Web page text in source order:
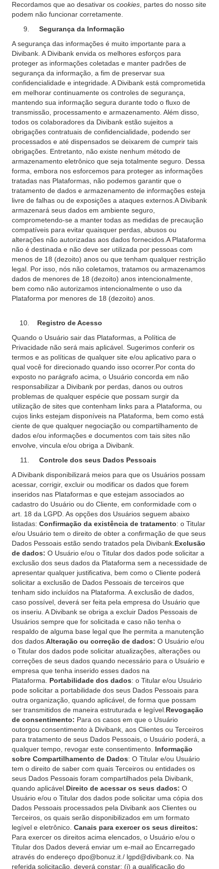
Recordamos que ao desativar os cookies , partes do nosso site
podem não funcionar corretamente.
Segurança da Informação
A segurança das informações é muito importante para a
Divibank. A Divibank envida os melhores esforços para
proteger as informações coletadas e manter padrões de
segurança da informação, a fim de preservar sua
confidencialidade e integridade. A Divibank está comprometida
em melhorar continuamente os controles de segurança,
mantendo sua informação segura durante todo o fluxo de
transmissão, processamento e armazenamento. Além disso,
todos os colaboradores da Divibank estão sujeitos a
obrigações contratuais de confidencialidade, podendo ser
processados e até dispensados se deixarem de cumprir tais
obrigações. Entretanto, não existe nenhum método de
armazenamento eletrônico que seja totalmente seguro. Dessa
forma, embora nos esforcemos para proteger as informações
tratadas nas Plataformas, não podemos garantir que o
tratamento de dados e armazenamento de informações esteja
livre de falhas ou de exposições a ataques externos.A Divibank
armazenará seus dados em ambiente seguro,
comprometendo-se a manter todas as medidas de precaução
compatíveis para evitar quaisquer perdas, abusos ou
alterações não autorizadas aos dados fornecidos.A Plataforma
não é destinada e não deve ser utilizada por pessoas com
menos de 18 (dezoito) anos ou que tenham qualquer restrição
legal. Por isso, nós não coletamos, tratamos ou armazenamos
dados de menores de 18 (dezoito) anos intencionalmente,
bem como não autorizamos intencionalmente o uso da
Plataforma por menores de 18 (dezoito) anos.
Registro de Acesso
Quando o Usuário sair das Plataformas, a Política de
Privacidade não será mais aplicável. Sugerimos conferir os
termos e as políticas de qualquer site e/ou aplicativo para o
qual você for direcionado quando isso ocorrer.Por conta do
exposto no parágrafo acima, o Usuário concorda em não
responsabilizar a Divibank por perdas, danos ou outros
problemas de qualquer espécie que possam surgir da
utilização de sites que contenham links para a Plataforma, ou
cujos links estejam disponíveis na Plataforma, bem como está
ciente de que qualquer negociação ou compartilhamento de
dados e/ou informações e documentos com tais sites não
envolve, vincula e/ou obriga a Divibank.
Controle dos seus Dados Pessoais
A Divibank disponibilizará meios para que os Usuários possam
acessar, corrigir, excluir ou modificar os dados que forem
inseridos nas Plataformas e que estejam associados ao
cadastro do Usuário ou do Cliente, em conformidade com o
art. 18 da LGPD. As opções dos Usuários seguem abaixo
listadas: Confirmação da existência de tratamento: o Titular
e/ou Usuário tem o direito de obter a confirmação de que seus
Dados Pessoais estão sendo tratados pela Divibank. Exclusão
de dados: O Usuário e/ou o Titular dos dados pode solicitar a
exclusão dos seus dados da Plataforma sem a necessidade de
apresentar qualquer justificativa, bem como o Cliente poderá
solicitar a exclusão de Dados Pessoais de terceiros que
tenham sido incluídos na Plataforma. A exclusão de dados,
caso possível, deverá ser feita pela empresa do Usuário que
os inseriu. A Divibank se obriga a excluir Dados Pessoais de
Usuários sempre que for solicitada e caso não tenha o
respaldo de alguma base legal que lhe permita a manutenção
dos dados. Alteração ou correção de dados: O Usuário e/ou
o Titular dos dados pode solicitar atualizações, alterações ou
correções de seus dados quando necessário para o Usuário e
empresa que tenha inserido esses dados na
Plataforma. Portabilidade dos dados: o Titular e/ou Usuário
pode solicitar a portabilidade dos seus Dados Pessoais para
outra organização, quando aplicável, de forma que possam
ser transmitidos de maneira estruturada e legível. Revogação
de consentimento: Para os casos em que o Usuário
outorgou consentimento à Divibank, aos Clientes ou Terceiros
para tratamento de seus Dados Pessoais, o Usuário poderá, a
qualquer tempo, revogar este consentimento. Informação
sobre Compartilhamento de Dados: O Titular e/ou Usuário
tem o direito de saber com quais Terceiros ou entidades os
seus Dados Pessoais foram compartilhados pela Divibank,
quando aplicável. Direito de acessar os seus dados: O
Usuário e/ou o Titular dos dados pode solicitar uma cópia dos
Dados Pessoais processados pela Divibank aos Clientes ou
Terceiros, os quais serão disponibilizados em um formato
legível e eletrônico. Canais para exercer os seus direitos:
Para exercer os direitos acima elencados, o Usuário e/ou o
Titular dos Dados deverá enviar um e-mail ao Encarregado
através do endereço dpo@bonuz.it./ lgpd@divibank.co. Na
referida solicitação, deverá constar: (i) a qualificação do